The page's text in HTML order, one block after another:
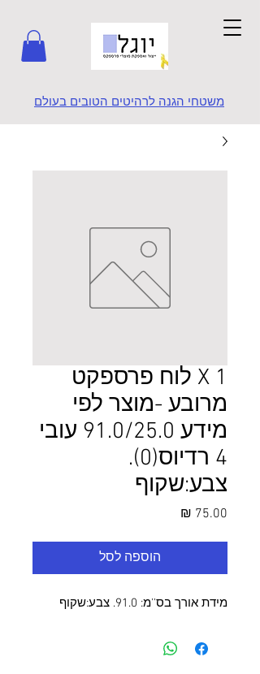
משטחי הגנה לרהיטים הטובים בעולם
1 X לוח פרספקט
מרובע -מוצר לפי
מידע 91.0/25.0 עובי
4 רדיוס(0).
צבע:שקוף
הוספה לסל
מידת אורך בס''מ: 91.0. צבע:שקוף